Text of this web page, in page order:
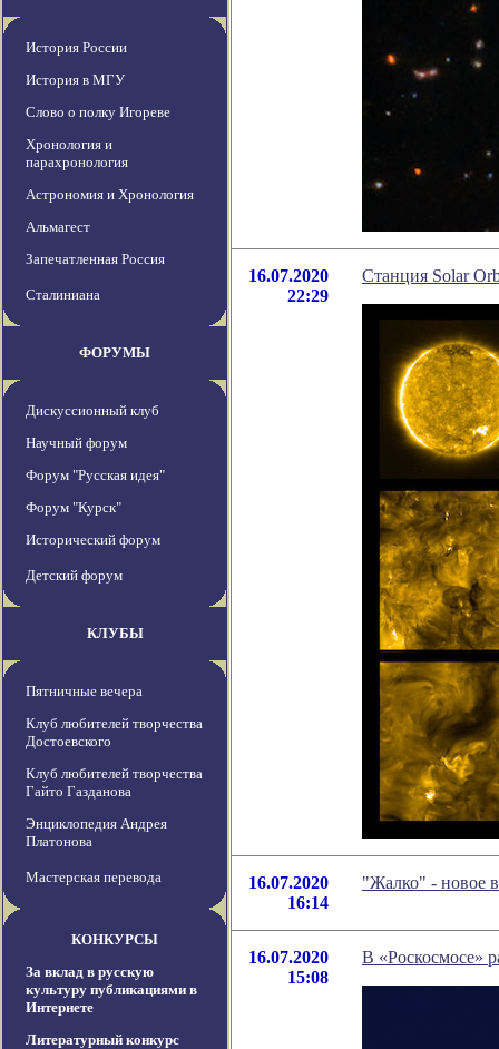
История России
История в МГУ
Слово о полку Игореве
Хронология и
парахронология
Астрономия и Хронология
Альмагест
Запечатленная Россия
Сталиниана
ФОРУМЫ
Дискуссионный клуб
Научный форум
Форум "Русская идея"
Форум "Курск"
Исторический форум
Детский форум
КЛУБЫ
Пятничные вечера
Клуб любителей творчества
Достоевского
Клуб любителей творчества
Гайто Газданова
Энциклопедия Андрея
Платонова
Мастерская перевода
КОНКУРСЫ
За вклад в русскую
культуру публикациями в
Интернете
Литературный конкурс
16.07.2020
22:29
Станция Solar
16.07.2020
16:14
"Жалко" - новое
16.07.2020
15:08
В «Роскосмосе»